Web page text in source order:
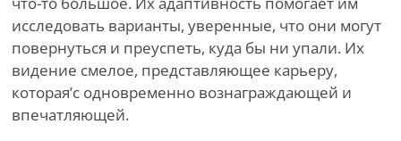
исследовать варианты, уверенные, что они могут
повернуться и преуспеть, куда бы ни упали. Их
видение смелое, представляющее карьеру,
которая’с одновременно вознаграждающей и
впечатляющей.